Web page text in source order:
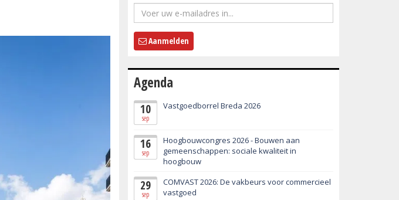
Aanmelden
Agenda
10
sep
Vastgoedborrel Breda 2026
16
sep
Hoogbouwcongres 2026 - Bouwen aan
gemeenschappen: sociale kwaliteit in
hoogbouw
29
sep
COMVAST 2026: De vakbeurs voor commercieel
vastgoed